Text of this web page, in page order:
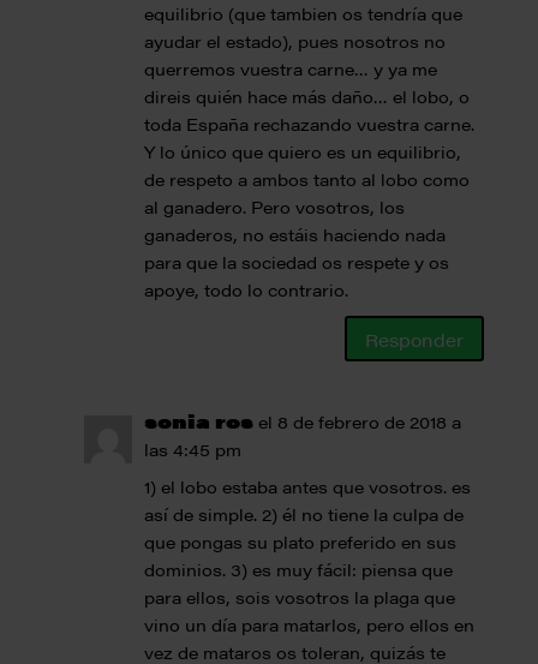
equilibrio (que tambien os tendría que
ayudar el estado), pues nosotros no
querremos vuestra carne… y ya me
direis quién hace más daño… el lobo, o
toda España rechazando vuestra carne.
Y lo único que quiero es un equilibrio,
de respeto a ambos tanto al lobo como
al ganadero. Pero vosotros, los
ganaderos, no estáis haciendo nada
para que la sociedad os respete y os
apoye, todo lo contrario.
Responder
sonia ros el 8 de febrero de 2018 a
las 4:45 pm
1) el lobo estaba antes que vosotros. es
así de simple. 2) él no tiene la culpa de
que pongas su plato preferido en sus
dominios. 3) es muy fácil: piensa que
para ellos, sois vosotros la plaga que
vino un día para matarlos, pero ellos en
vez de mataros os toleran, quizás te